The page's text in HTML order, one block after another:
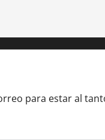
para estar al